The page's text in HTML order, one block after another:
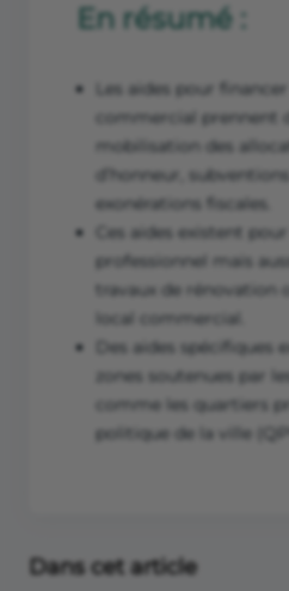
En résumé :
Les aides pour
commercial prennent
mobilisation des
d’honneur,
exonérations fiscales.
Ces aides existent
professionnel mais
travaux de rénovation
local commercial.
Des aides spécifiques
zones soutenues par
comme les quartiers
politique de la ville
Dans cet article